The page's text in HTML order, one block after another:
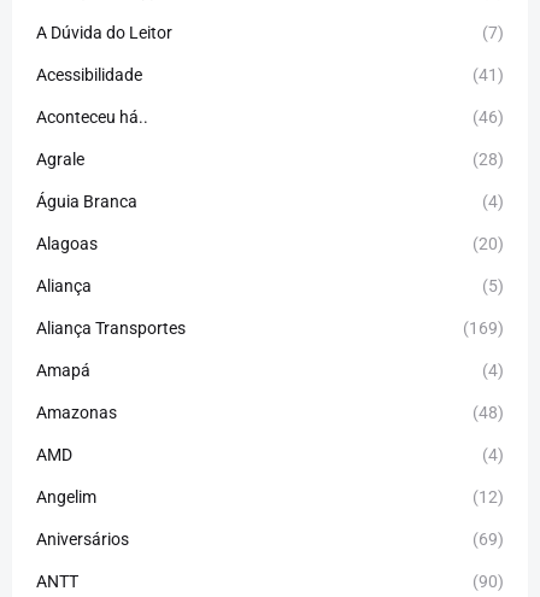
A Dúvida do Leitor (7)
Acessibilidade (41)
Aconteceu há.. (46)
Agrale (28)
Águia Branca (4)
Alagoas (20)
Aliança (5)
Aliança Transportes (169)
Amapá (4)
Amazonas (48)
AMD (4)
Angelim (12)
Aniversários (69)
ANTT (90)